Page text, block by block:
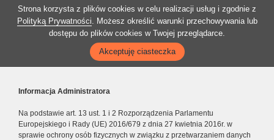
Strona korzysta z plików cookies w celu realizacji usług i zgodnie z
Polityką Prywatności. Możesz określić warunki przechowywania lub
dostępu do plików cookies w Twojej przeglądarce.
Akceptuję ciasteczka
Informacja Administratora
Na podstawie art. 13 ust. 1 i 2 Rozporządzenia Parlamentu
Europejskiego i Rady (UE) 2016/679 z dnia 27 kwietnia 2016r. w
sprawie ochrony osób fizycznych w związku z przetwarzaniem danych